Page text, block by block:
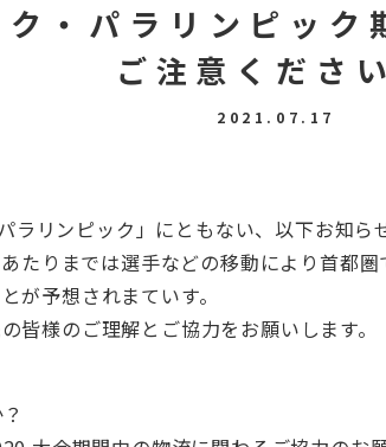
・パラリンピック
ご注意ください
2021.07.17
リンピック」にともない、以下お知ら
りまでは選手などの移動により首都圏
が予想されまていす。
皆様のご理解とご協力をお願いします。